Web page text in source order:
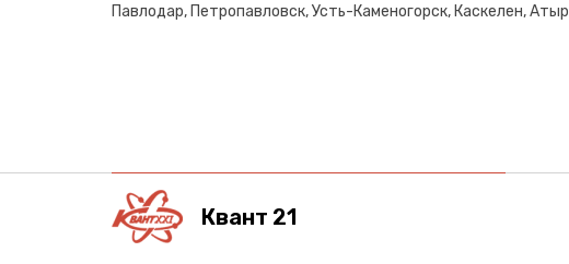
Павлодар, Петропавловск, Усть-Каменогорск, Каскелен,
Квант 21